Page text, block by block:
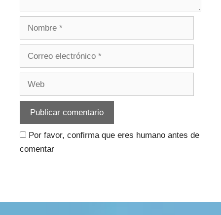
Por favor, confirma que eres humano antes de
comentar